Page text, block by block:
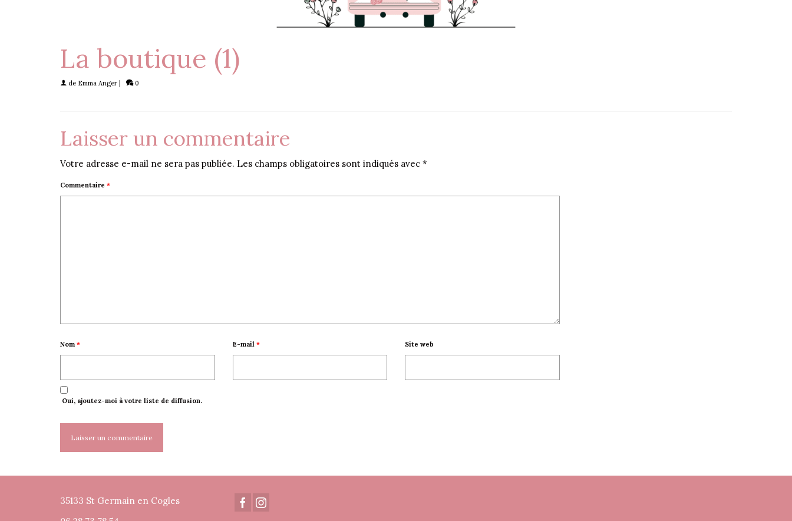
La boutique (1)
de Emma Anger 0
Laisser un commentaire
Votre adresse e-mail ne sera pas publiée. Les champs obligatoires sont indiqués avec *
Commentaire *
Nom * E-mail * Site web
Oui, ajoutez-moi à votre liste de diffusion.
35133 St Germain en Cogles